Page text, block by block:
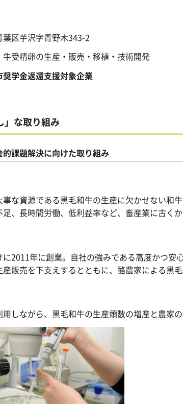
区芋沢字青野木343-2
牛受精卵の生産・販売・移植・技術開発
奨学金返還支援対象企業
」な取り組み
課題解決に向けた取り組み
事な資源である黒毛和牛の生産に欠かせない和
、長時間労働、低利益率など、畜産業に古く
に2011年に創業。自社の強みである高度かつ安
販売を下支えするとともに、酪農家による黒
しながら、黒毛和牛の生産頭数の増産と農家